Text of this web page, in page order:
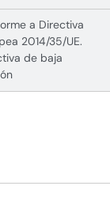
a Directiva
2014/35/UE.
de baja